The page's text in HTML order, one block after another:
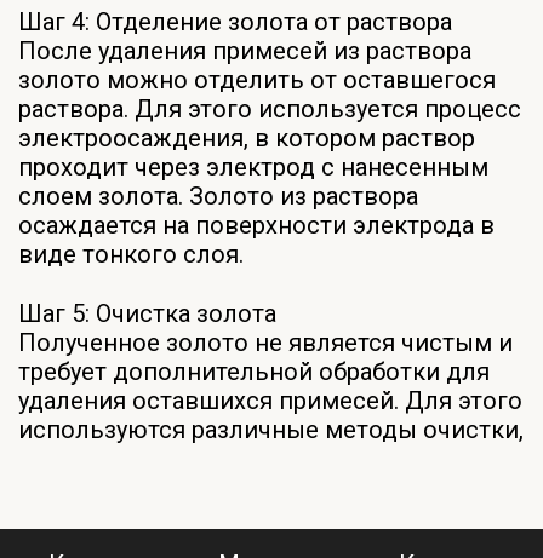
Шаг 4: Отделение золота от раствора
После удаления примесей из раствора
золото можно отделить от оставшегося
раствора. Для этого используется процесс
электроосаждения, в котором раствор
проходит через электрод с нанесенным
слоем золота. Золото из раствора
осаждается на поверхности электрода в
виде тонкого слоя.
Шаг 5: Очистка золота
Полученное золото не является чистым и
требует дополнительной обработки для
удаления оставшихся примесей. Для этого
используются различные методы очистки,